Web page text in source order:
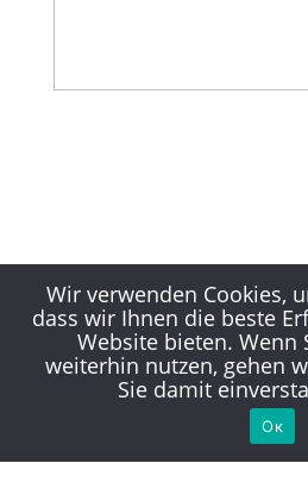
Wir verwenden Cookies,
dass wir Ihnen die beste
Website bieten. Wenn
weiterhin nutzen, gehen
Sie damit
Ок